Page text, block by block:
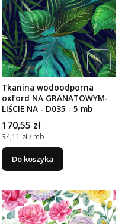
Tkanina wodoodporna
oxford NA GRANATOWYM-
LIŚCIE NA - D035 - 5 mb
Cena
170,55 zł
Cena jednostkowa
34,11 zł / mb
Do koszyka